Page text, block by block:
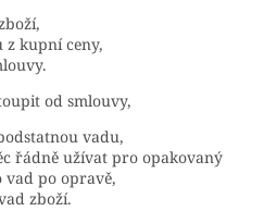
z kupní ceny,
od smlouvy,
vadu,
řádně užívat pro opakovaný
vad po opravě,
zboží.